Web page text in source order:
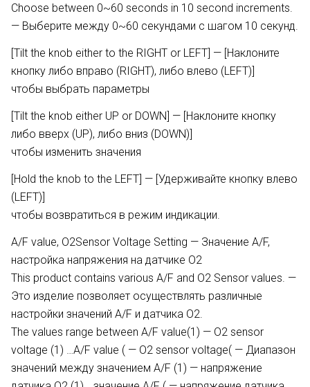
Choose between 0~60 seconds in 10 second increments.
— Выберите между 0~60 секундами с шагом 10 секунд.
[Tilt the knob either to the RIGHT or LEFT] — [Наклоните
кнопку либо вправо (RIGHT), либо влево (LEFT)]
чтобы выбрать параметры
[Tilt the knob either UP or DOWN] — [Наклоните кнопку
либо вверх (UP), либо вниз (DOWN)]
чтобы изменить значения
[Hold the knob to the LEFT] — [Удерживайте кнопку влево
(LEFT)]
чтобы возвратиться в режим индикации.
A/F value, O2Sensor Voltage Setting — Значение A/F,
настройка напряжения на датчике О2
This product contains various A/F and O2 Sensor values. —
Это изделие позволяет осуществлять различные
настройки значений A/F и датчика O2.
The values range between A/F value(1) — O2 sensor
voltage (1) …A/F value ( — O2 sensor voltage( — Диапазон
значений между значением A/F (1) — напряжение